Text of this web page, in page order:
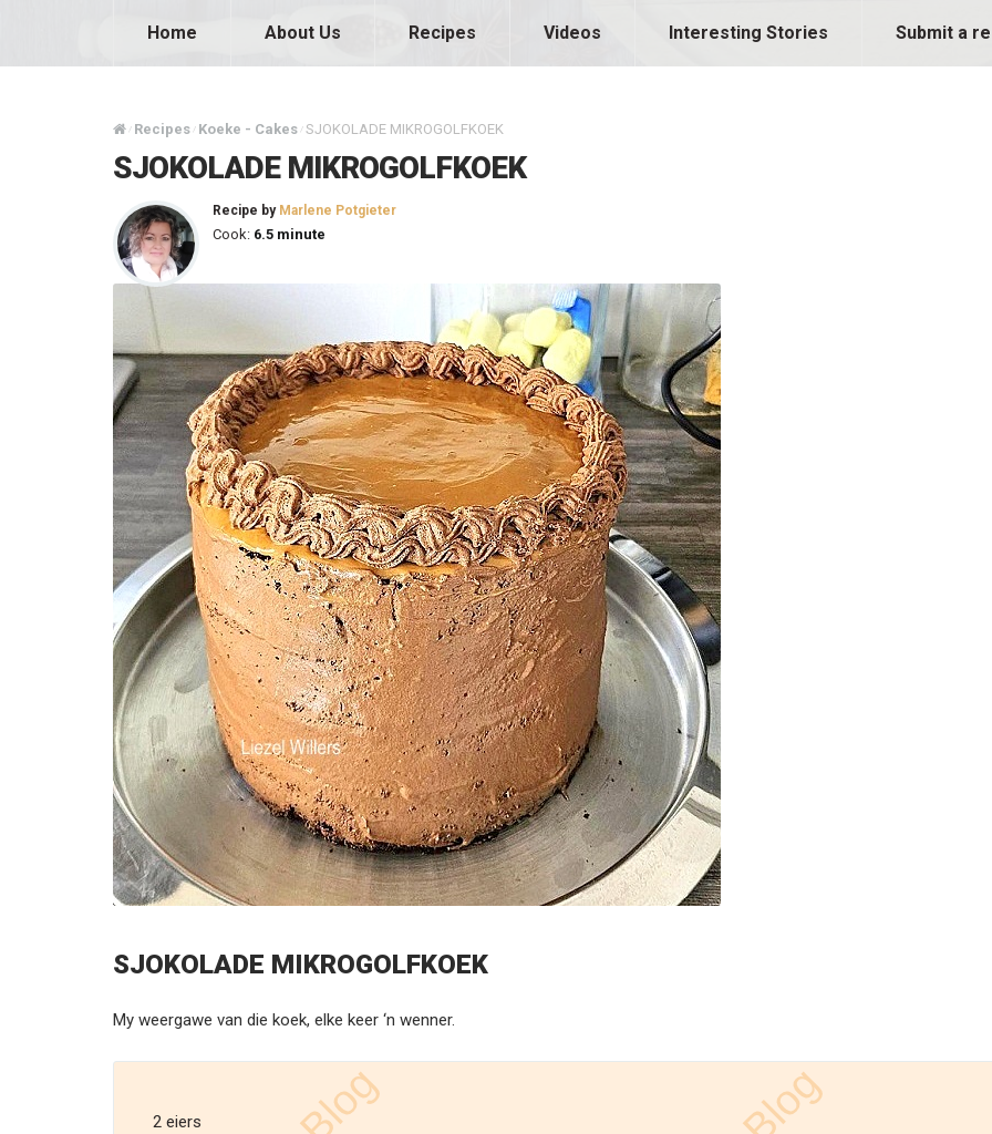
Home About Us Recipes Videos Interesting Stories Submit a
/ Recipes / Koeke - Cakes / SJOKOLADE MIKROGOLFKOEK
SJOKOLADE MIKROGOLFKOEK
Recipe by Marlene Potgieter
Cook: 6.5 minute
SJOKOLADE MIKROGOLFKOEK
My weergawe van die koek, elke keer ‘n wenner.
2 eiers